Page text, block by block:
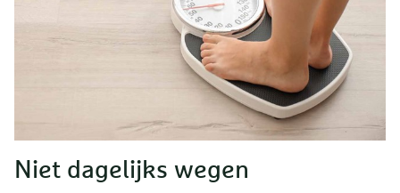
Niet dagelijks wegen